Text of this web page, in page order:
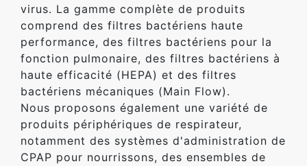
virus. La gamme complète de produits
comprend des filtres bactériens haute
performance, des filtres bactériens pour la
fonction pulmonaire, des filtres bactériens à
haute efficacité (HEPA) et des filtres
bactériens mécaniques (Main Flow).
Nous proposons également une variété de
produits périphériques de respirateur,
notamment des systèmes d'administration de
CPAP pour nourrissons, des ensembles de